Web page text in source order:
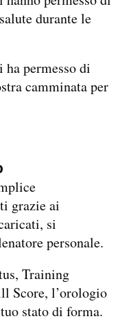
durante le
permesso di
camminata per
grazie ai
si
personale.
Training
Score, l’orologio
stato di forma.